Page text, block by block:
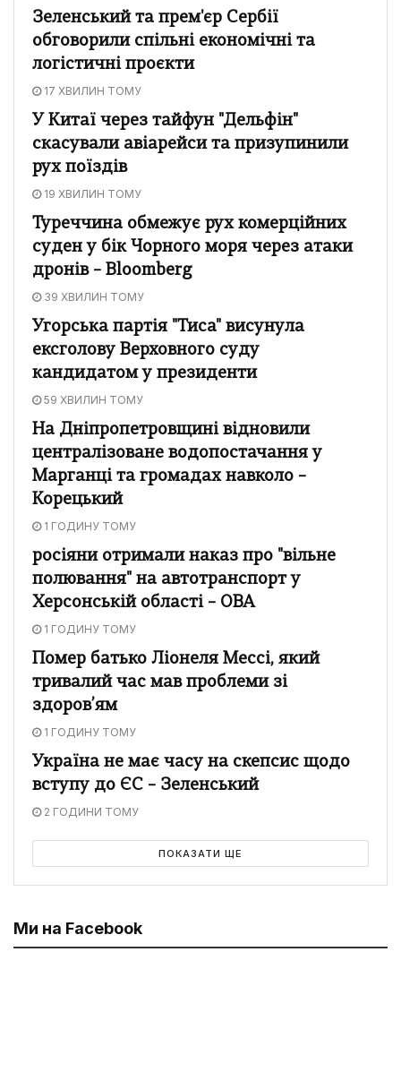
Зеленський та прем'єр Сербії
обговорили спільні економічні та
логістичні проєкти
17 ХВИЛИН ТОМУ
У Китаї через тайфун "Дельфін"
скасували авіарейси та призупинили
рух поїздів
19 ХВИЛИН ТОМУ
Туреччина обмежує рух комерційних
суден у бік Чорного моря через атаки
дронів – Bloomberg
39 ХВИЛИН ТОМУ
Угорська партія "Тиса" висунула
ексголову Верховного суду
кандидатом у президенти
59 ХВИЛИН ТОМУ
На Дніпропетровщині відновили
централізоване водопостачання у
Марганці та громадах навколо –
Корецький
1 ГОДИНУ ТОМУ
росіяни отримали наказ про "вільне
полювання" на автотранспорт у
Херсонській області – ОВА
1 ГОДИНУ ТОМУ
Помер батько Ліонеля Мессі, який
тривалий час мав проблеми зі
здоров’ям
1 ГОДИНУ ТОМУ
Україна не має часу на скепсис щодо
вступу до ЄС – Зеленський
2 ГОДИНИ ТОМУ
ПОКАЗАТИ ЩЕ
Ми на Facebook